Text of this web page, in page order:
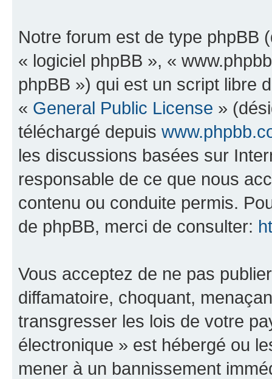
Notre forum est de type phpBB
« logiciel phpBB », «
phpBB ») qui est un script libre
« General Public License »
téléchargé depuis
les discussions basées sur
responsable de ce que nous
contenu ou conduite permis.
de phpBB, merci de consulter:
Vous acceptez de ne pas
diffamatoire, choquant,
transgresser les lois de votre
électronique » est hébergé ou
mener à un bannissement